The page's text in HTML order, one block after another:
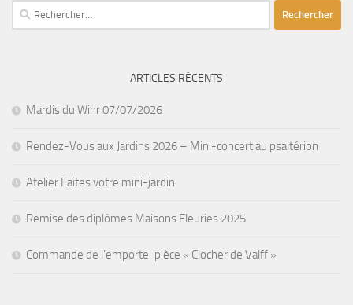
Rechercher :
ARTICLES RÉCENTS
Mardis du Wihr 07/07/2026
Rendez-Vous aux Jardins 2026 – Mini-concert au psaltérion
Atelier Faites votre mini-jardin
Remise des diplômes Maisons Fleuries 2025
Commande de l’emporte-pièce « Clocher de Valff »